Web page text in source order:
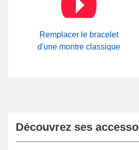
bracelet montre pas cher
. Manufacturé au
véritable, cette gamme de bracelets croco
Attache Bracelet Montre sur notre
montre, il est possible de parcourir toutes
Remplacer le bracelet
d'une montre classique
Découvrez ses